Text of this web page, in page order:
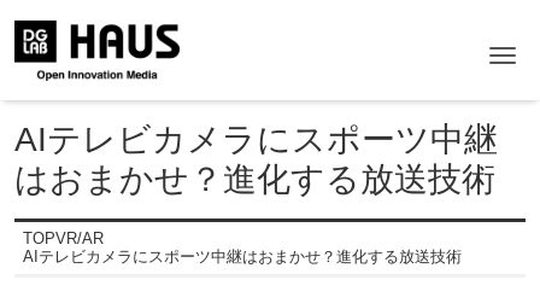
AIテレビカメラにスポーツ中継
はおまかせ？進化する放送技術
TOPVR/AR
AIテレビカメラにスポーツ中継はおまかせ？進化する放送技術